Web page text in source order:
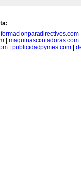
formacionparadirectivos.com|
| maquinascontadoras.com|
publicidadpymes.com